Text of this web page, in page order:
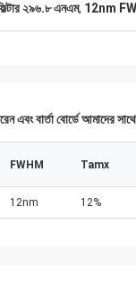
২৯৬.৮ এনএম, 12nm
এবং বার্তা বোর্ডে আমাদের
FWHM Tamx
12nm 12%